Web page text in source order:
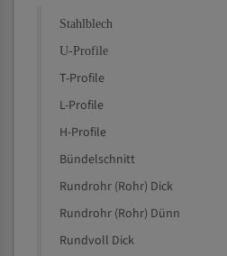
Stahlblech
U-Profile
T-Profile
L-Profile
H-Profile
Bündelschnitt
Rundrohr (Rohr) Dick
Rundrohr (Rohr) Dünn
Rundvoll Dick